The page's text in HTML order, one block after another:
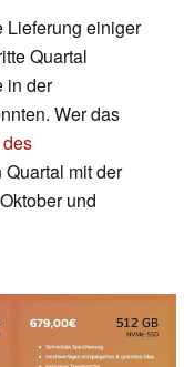
Lieferung einiger
Quartal
in der
Wer das
mit der
und